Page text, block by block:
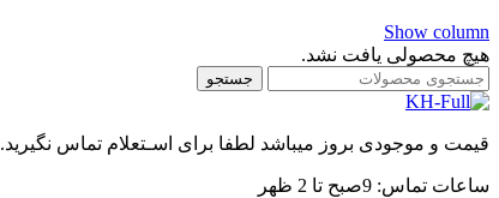
Show column
هیچ محصولی یافت نشد.
جستجو
قیمت و موجودی بروز میباشد لطفا برای اسـتعلام تماس نگیرید.
ساعات تماس: 9صبح تا 2 ظهر